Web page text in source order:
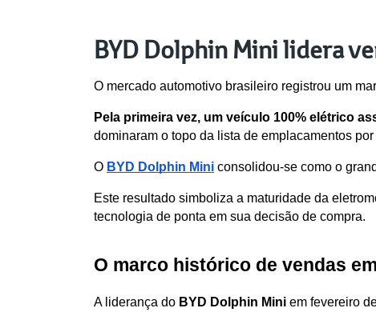
BYD Dolphin Mini lidera
O mercado automotivo brasileiro registrou um
Pela primeira vez, um veículo 100% elétrico
dominaram o topo da lista de emplacamentos
O BYD Dolphin Mini consolidou-se como o
Este resultado simboliza a maturidade da
tecnologia de ponta em sua decisão de compra.
O marco histórico de vendas
A liderança do BYD Dolphin Mini em fevereiro